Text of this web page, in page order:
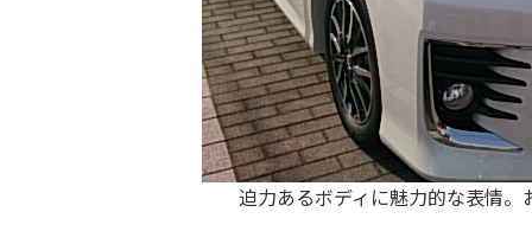
迫力あるボディに魅力的な表情